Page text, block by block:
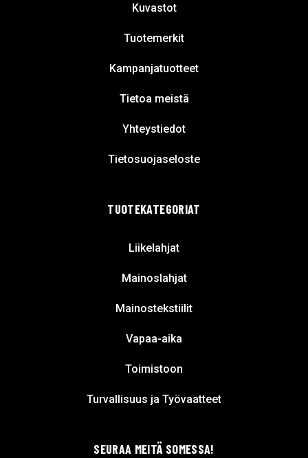
Kuvastot
Tuotemerkit
Kampanjatuotteet
Tietoa meistä
Yhteystiedot
Tietosuojaseloste
TUOTEKATEGORIAT
Liikelahjat
Mainoslahjat
Mainostekstiilit
Vapaa-aika
Toimistoon
Turvallisuus ja Työvaatteet
SEURAA MEITÄ SOMESSA!